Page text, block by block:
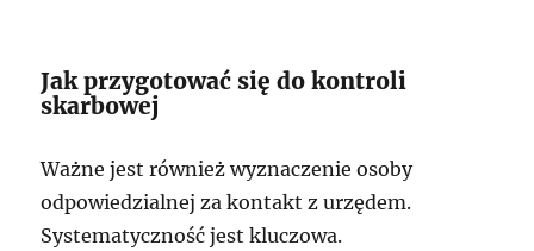
Jak przygotować się do kontroli
skarbowej
Ważne jest również wyznaczenie osoby
odpowiedzialnej za kontakt z urzędem.
Systematyczność jest kluczowa.